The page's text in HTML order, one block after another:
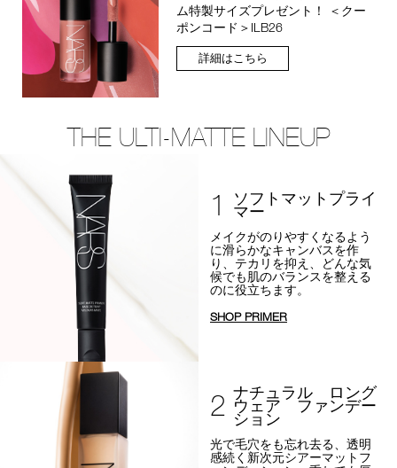
ム特製サイズプレゼント！ ＜クー
ポンコード＞ILB26
詳細はこちら
THE ULTI-MATTE LINEUP
1 ソフトマットプライ
マー
メイクがのりやすくなるよう
に滑らかなキャンバスを作
り、テカリを抑え、
どんな気
候でも肌のバランスを整える
のに役立ちます。
SHOP PRIMER
2 ナチュラル ロング
ウェア ファンデー
ション
光で毛穴をも忘れ去る、透明
感続く新次元シアーマットフ